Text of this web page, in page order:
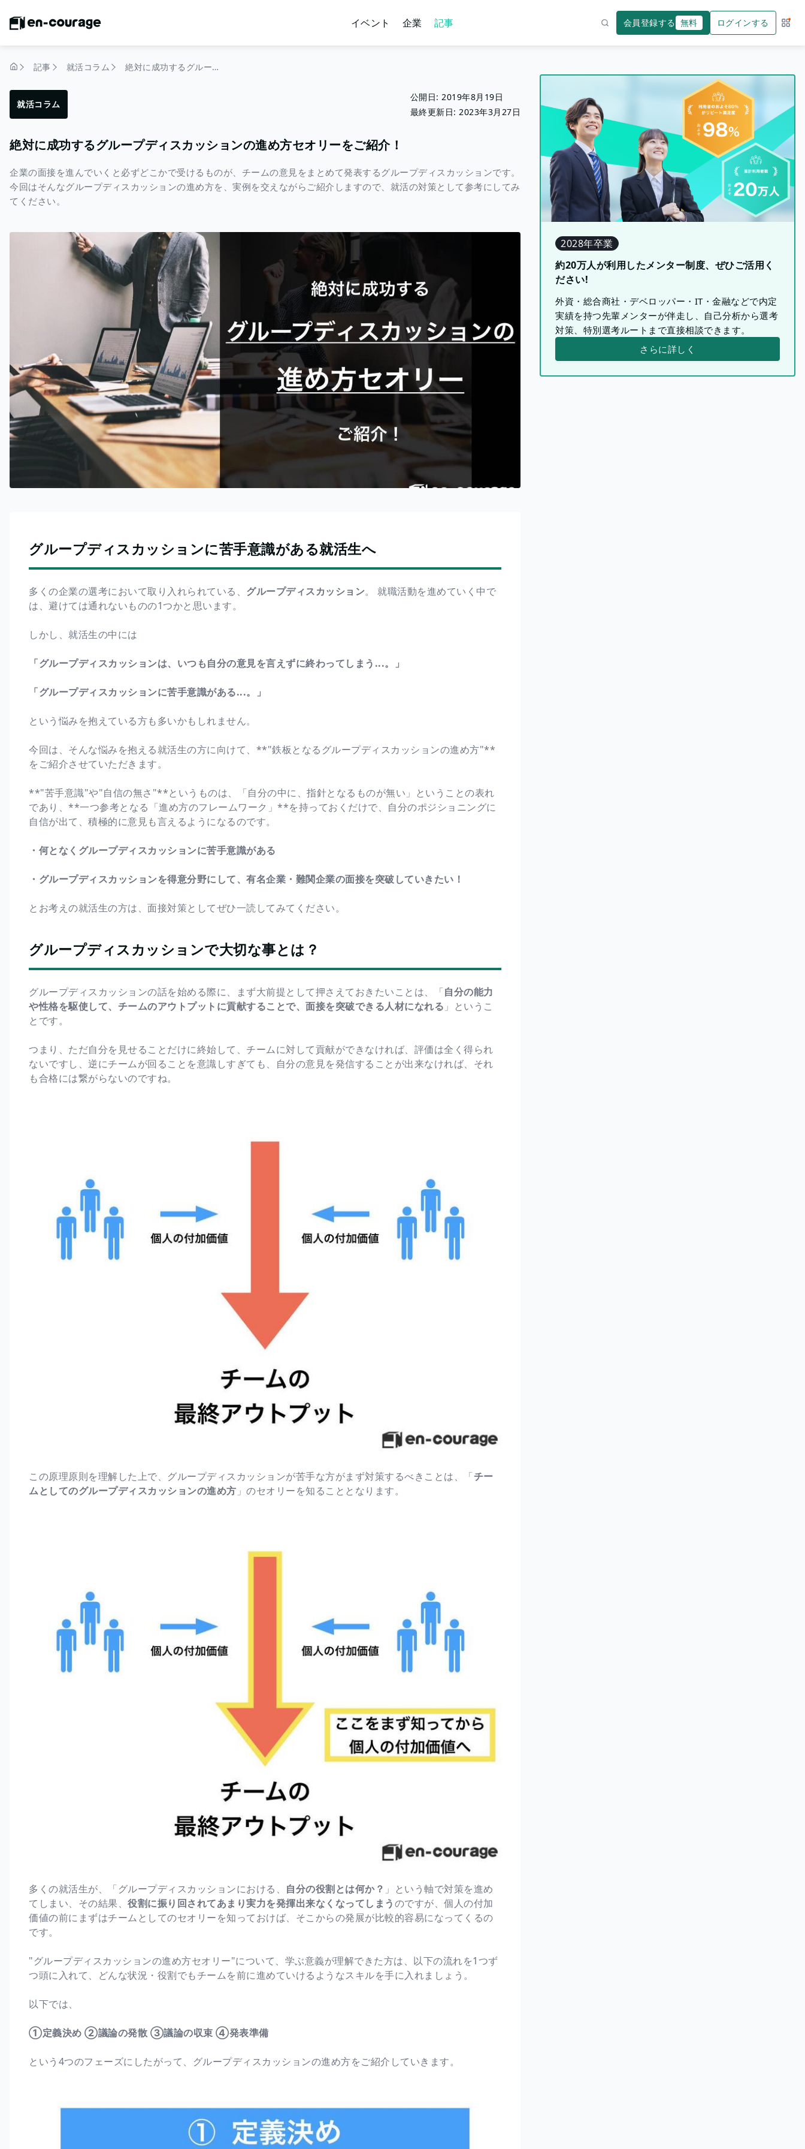
イベント 企業 記事 会員登録する 無料 ログインする サー
記事 就活コラム 絶対に成功するグループディスカッションの進め方セオリーをご紹介！
就活コラム
公開日:2019年8月19日
最終更新日:2023年3月27日
絶対に成功するグループディスカッションの進め方セオリーをご紹介！
企業の面接を進んでいくと必ずどこかで受けるものが、チームの意見をまとめて発表するグループディスカッションです。
今回はそんなグループディスカッションの進め方を、実例を交えながらご紹介しますので、就活の対策として参考にしてみ
てください。
グループディスカッションに苦手意識がある就活生へ
多くの企業の選考において取り入れられている、 グループディスカッション。 就職活動を進めていく中で
は、避けては通れないものの1つかと思います。
しかし、就活生の中には
「グループディスカッションは、いつも自分の意見を言えずに終わってしまう...。」
「グループディスカッションに苦手意識がある...。」
という悩みを抱えている方も多いかもしれません。
今回は、そんな悩みを抱える就活生の方に向けて、**"鉄板となるグループディスカッションの進め方"**
をご紹介させていただきます。
**"苦手意識"や"自信の無さ"**というものは、「自分の中に、指針となるものが無い」ということの表れ
であり、**一つ参考となる「進め方のフレームワーク」**を持っておくだけで、自分のポジショニングに
自信が出て、積極的に意見も言えるようになるのです。
・何となくグループディスカッションに苦手意識がある
・グループディスカッションを得意分野にして、有名企業・難関企業の面接を突破していきたい！
とお考えの就活生の方は、面接対策としてぜひ一読してみてください。
グループディスカッションで大切な事とは？
グループディスカッションの話を始める際に、まず大前提として押さえておきたいことは、「自分の能力
や性格を駆使して、チームのアウトプットに貢献することで、面接を突破できる人材になれる 」というこ
とです。
つまり、ただ自分を見せることだけに終始して、チームに対して貢献ができなければ、評価は全く得られ
ないですし、逆にチームが回ることを意識しすぎても、自分の意見を発信することが出来なければ、それ
も合格には繋がらないのですね。
この原理原則を理解した上で、グループディスカッションが苦手な方がまず対策するべきことは、「チー
ムとしてのグループディスカッションの進め方 」のセオリーを知ることとなります。
多くの就活生が、「グループディスカッションにおける、 自分の役割とは何か？ 」という軸で対策を進め
てしまい、その結果、 役割に振り回されてあまり実力を発揮出来なくなってしまうのですが、個人の付加
価値の前にまずはチームとしてのセオリーを知っておけば、そこからの発展が比較的容易になってくるの
です。
"グループディスカッションの進め方セオリー"について、学ぶ意義が理解できた方は、以下の流れを1つず
つ頭に入れて、どんな状況・役割でもチームを前に進めていけるようなスキルを手に入れましょう。
以下では、
①定義決め ②議論の発散 ③議論の収束 ④発表準備
という4つのフェーズにしたがって、グループディスカッションの進め方をご紹介していきます。
2028年卒業
約20万人が利用したメンター制度、ぜひご活用く
ださい!
外資・総合商社・デベロッパー・IT・金融などで内定
実績を持つ先輩メンターが伴走し、自己分析から選考
対策、特別選考ルートまで直接相談できます。
さらに詳しく